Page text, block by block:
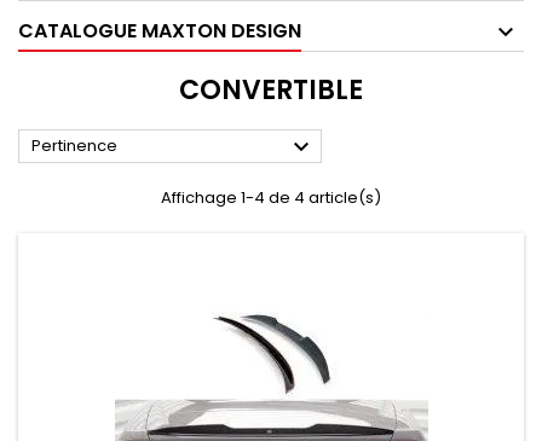
CATALOGUE MAXTON DESIGN
CONVERTIBLE
Pertinence 
Affichage 1-4 de 4 article(s)